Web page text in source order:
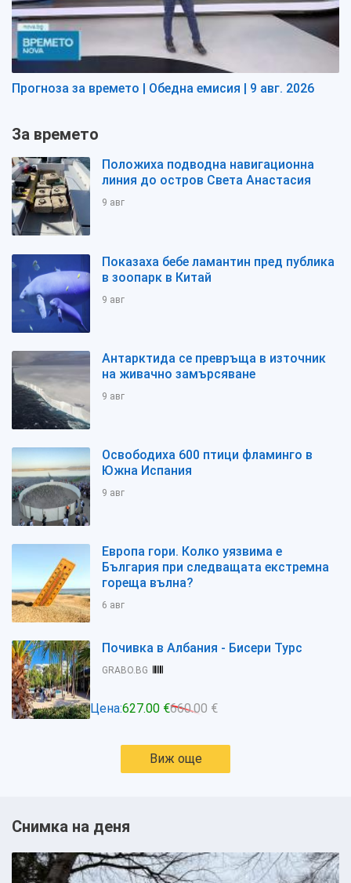
Прогноза за времето | Обедна емисия | 9 авг. 2026
За времето
Положиха подводна навигационна
линия до остров Света Анастасия
9 авг
Показаха бебе ламантин пред публика
в зоопарк в Китай
9 авг
Антарктида се превръща в източник
на живачно замърсяване
9 авг
Освободиха 600 птици фламинго в
Южна Испания
9 авг
Европа гори. Колко уязвима е
България при следващата екстремна
гореща вълна?
6 авг
Почивка в Албания - Бисери Турс
GRABO.BG
Цена:627.00 €660.00 €
Виж още
Снимка на деня